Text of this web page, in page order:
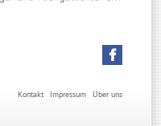
Über uns
Impressum
Kontakt